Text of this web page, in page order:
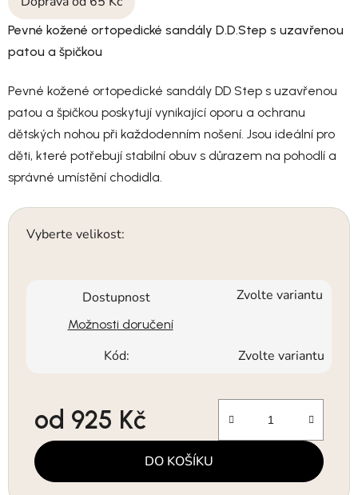
Pevné kožené ortopedické sandály D.D.Step s uzavřenou
patou a špičkou
Pevné kožené ortopedické sandály DD Step s uzavřenou
patou a špičkou poskytují vynikající oporu a ochranu
dětských nohou při každodenním nošení. Jsou ideální pro
děti, které potřebují stabilní obuv s důrazem na pohodlí a
správné umístění chodidla.
Vyberte velikost:
Dostupnost Zvolte variantu
Možnosti doručení
Kód: Zvolte variantu
od 925 Kč
Měrná cena:
DO KOŠÍKU